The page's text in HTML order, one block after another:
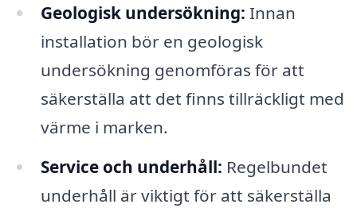
Geologisk undersökning: Innan
installation bör en geologisk
undersökning genomföras för att
säkerställa att det finns tillräckligt med
värme i marken.
Service och underhåll: Regelbundet
underhåll är viktigt för att säkerställa